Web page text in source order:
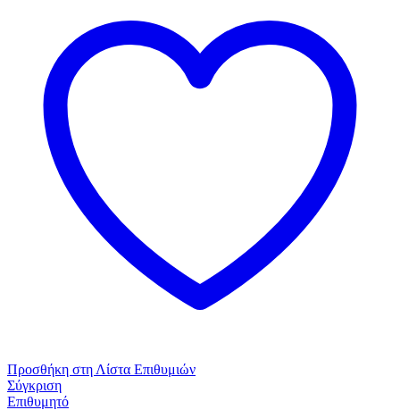
Modal
Μωβ
ποσότητα
Προσθήκη στη Λίστα Επιθυμιών
Σύγκριση
Επιθυμητό